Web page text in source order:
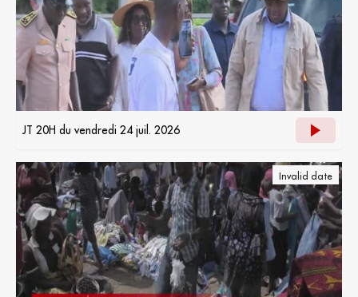
JT 20H du vendredi 24 juil. 2026
Invalid date